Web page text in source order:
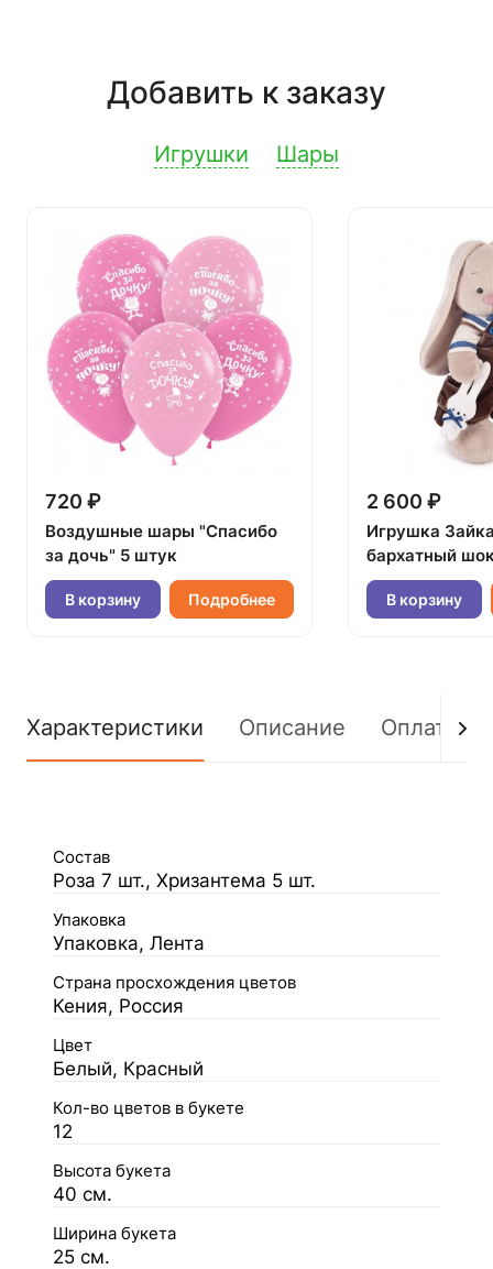
Добавить к заказу
Игрушки Шары
720 ₽
Воздушные шары "Спасибо
за дочь" 5 штук
В корзину Подробнее
2 600 ₽
Игрушка
бархатный
В корзину
Характеристики Описание Оплата
Состав
Роза 7 шт., Хризантема 5 шт.
Упаковка
Упаковка, Лента
Страна просхождения цветов
Кения, Россия
Цвет
Белый, Красный
Кол-во цветов в букете
12
Высота букета
40 см.
Ширина букета
25 см.